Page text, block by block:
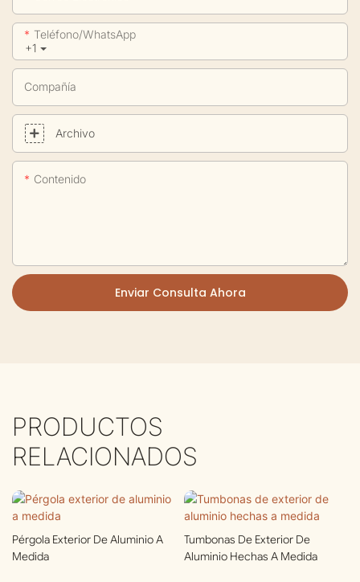
+1
Teléfono/WhatsApp
Compañía
Archivo
Contenido
Enviar Consulta Ahora
PRODUCTOS
RELACIONADOS
Pérgola Exterior De Aluminio A
Medida
Tumbonas De Exterior De
Aluminio Hechas A Medida